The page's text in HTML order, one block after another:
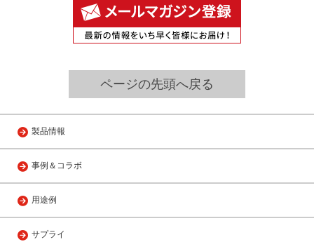
ページの先頭へ戻る
製品情報
事例＆コラボ
用途例
サプライ